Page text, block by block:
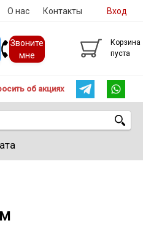
О нас Контакты Вход
Звоните
мне
Корзина
пуста
об акциях